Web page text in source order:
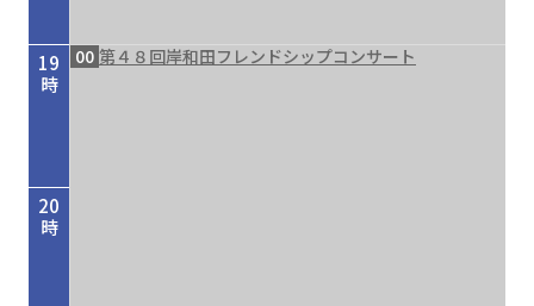
19
時
20
時
00 第４８回岸和田フレンドシップコンサート